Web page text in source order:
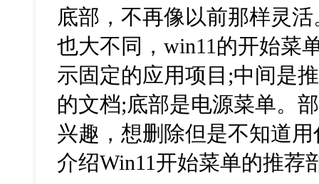
底部，不再像以前那样灵
也大不同，win11的开始菜
示固定的应用项目;中间是
的文档;底部是电源菜单。
兴趣，想删除但是不知道
介绍Win11开始菜单的推荐